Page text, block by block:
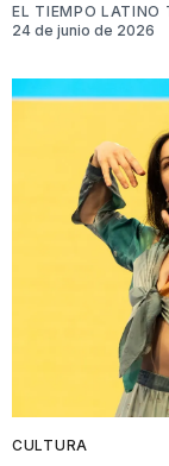
EL TIEMPO LATINO
24 de junio de 2026
CULTURA